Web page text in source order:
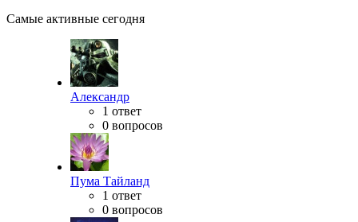
Самые активные сегодня
Александр
1 ответ
0 вопросов
Пума Тайланд
1 ответ
0 вопросов